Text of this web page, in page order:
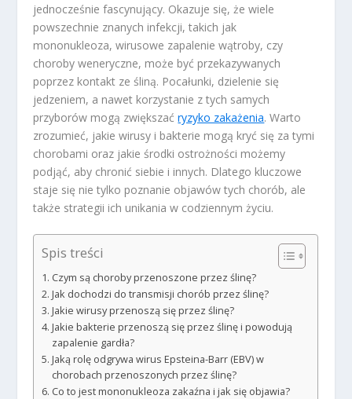
jednocześnie fascynujący. Okazuje się, że wiele
powszechnie znanych infekcji, takich jak
mononukleoza, wirusowe zapalenie wątroby, czy
choroby weneryczne, może być przekazywanych
poprzez kontakt ze śliną. Pocałunki, dzielenie się
jedzeniem, a nawet korzystanie z tych samych
przyborów mogą zwiększaćryzyko zakażenia. Warto
zrozumieć, jakie wirusy i bakterie mogą kryć się za tymi
chorobami oraz jakie środki ostrożności możemy
podjąć, aby chronić siebie i innych. Dlatego kluczowe
staje się nie tylko poznanie objawów tych chorób, ale
także strategii ich unikania w codziennym życiu.
Spis treści
Czym są choroby przenoszone przez ślinę?
Jak dochodzi do transmisji chorób przez ślinę?
Jakie wirusy przenoszą się przez ślinę?
Jakie bakterie przenoszą się przez ślinę i powodują
zapalenie gardła?
Jaką rolę odgrywa wirus Epsteina-Barr (EBV) w
chorobach przenoszonych przez ślinę?
Co to jest mononukleoza zakaźna i jak się objawia?